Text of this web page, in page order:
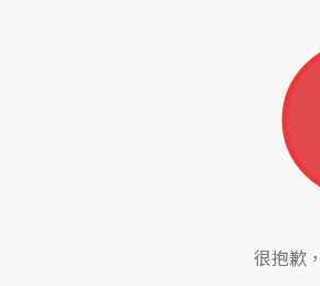
很抱歉